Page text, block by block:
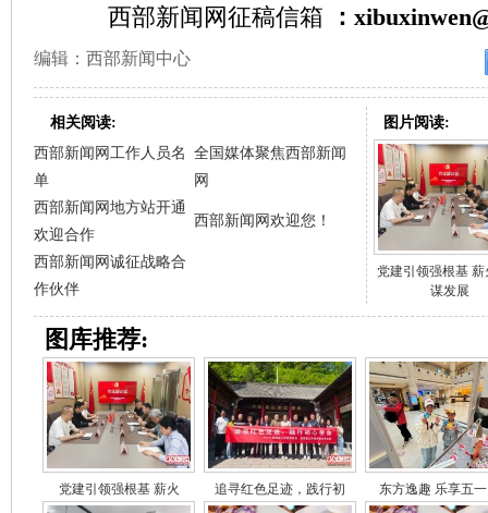
西部新闻网征稿信箱 ：
编辑：西部新闻中心
相关阅读:
西部新闻网工作人员名
单
全国媒体聚焦西部新闻
网
西部新闻网地方站开通
欢迎合作
西部新闻网欢迎您！
西部新闻网诚征战略合
作伙伴
图片阅读:
党建引领强根基 薪
谋发展
图库推荐:
党建引领强根基 薪火 追寻红色足迹，践行初 东方逸趣 乐享五